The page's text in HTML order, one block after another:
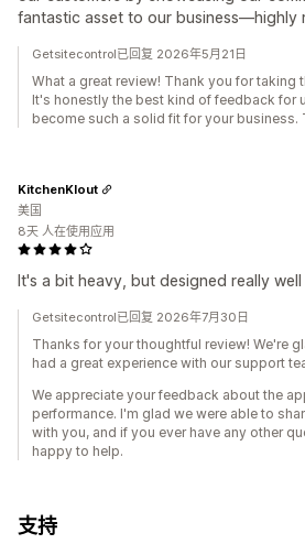
fantastic asset to our business—highly
Getsitecontrol已回复 2026年5月21日
What a great review! Thank you for taking
It's honestly the best kind of feedback for
become such a solid fit for your business.
It's a bit heavy, but designed really
KitchenKlout
美国
8天 人在使用应用
Getsitecontrol已回复 2026年7月30日
Thanks for your thoughtful review! We're
had a great experience with our support
We appreciate your feedback about the
performance. I'm glad we were able to
with you, and if you ever have any other
happy to help.
支持